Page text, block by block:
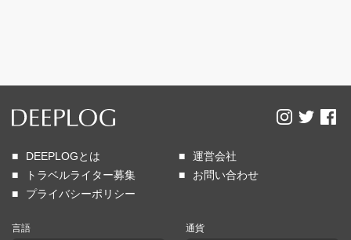
DEEPLOGとは
運営会社
トラベルライター募集
お問い合わせ
プライバシーポリシー
言語 通貨